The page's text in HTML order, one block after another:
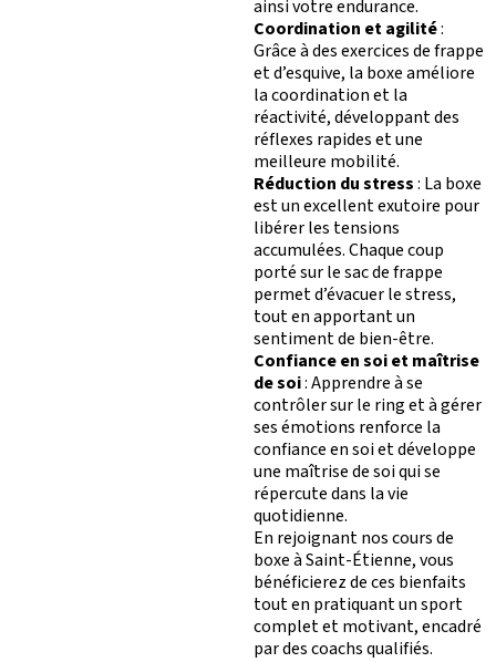
OT
VÉ
FORMULE D’ABONNEMENT
PLATEAU MUSCU-
COURS COLLECTIFS
SMALL GROUP
COACHING
DEVENIR FRANCHISÉ L’APPART FITNESS
ainsi votre endurance.
Coordination et agilité:
Grâce à des exercices de frappe
et d’esquive, la boxe améliore
la coordination et la
réactivité, développant des
réflexes rapides et une
meilleure mobilité.
Réduction du stress: La boxe
est un excellent exutoire pour
libérer les tensions
accumulées. Chaque coup
porté sur le sac de frappe
permet d’évacuer le stress,
tout en apportant un
sentiment de bien-être.
Confiance en soi et maîtrise
de soi: Apprendre à se
contrôler sur le ring et à gérer
ses émotions renforce la
confiance en soi et développe
une maîtrise de soi qui se
répercute dans la vie
quotidienne.
En rejoignant nos cours de
boxe à Saint-Étienne, vous
bénéficierez de ces bienfaits
tout en pratiquant un sport
complet et motivant, encadré
par des coachs qualifiés.